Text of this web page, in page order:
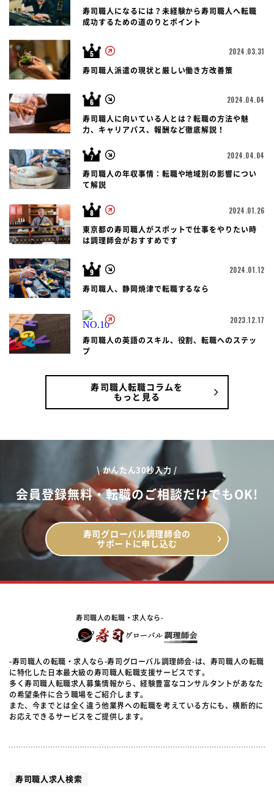
寿司職人になるには？未経験から寿司職人へ転職
成功するための道のりとポイント
2024.03.31
寿司職人派遣の現状と厳しい働き方改善策
2024.04.04
寿司職人に向いている人とは？転職の方法や魅
力、キャリアパス、報酬など徹底解説！
2024.04.04
寿司職人の年収事情：転職や地域別の影響につい
て解説
2024.01.26
東京都の寿司職人がスポットで仕事をやりたい時
は調理師会がおすすめです
2024.01.12
寿司職人、静岡焼津で転職するなら
2023.12.17
寿司職人の英語のスキル、役割、転職へのステッ
プ
寿司職人転職コラムを
もっと見る
\ かんたん30秒入力 /
会員登録無料・転職のご相談だけでもOK!
寿司グローバル調理師会の
サポートに申し込む
寿司職人の転職・求人なら-
-寿司職人の転職・求人なら-寿司グローバル調理師会-は、寿司職人の転職
に特化した日本最大級の寿司職人転職支援サービスです。
多く寿司職人転職求人募集情報から、経験豊富なコンサルタントがあなた
の希望条件に合う職場をご紹介します。
また、今までとは全く違う他業界への転職を考えている方にも、横断的に
お応えできるサービスをご提供します。
寿司職人求人検索